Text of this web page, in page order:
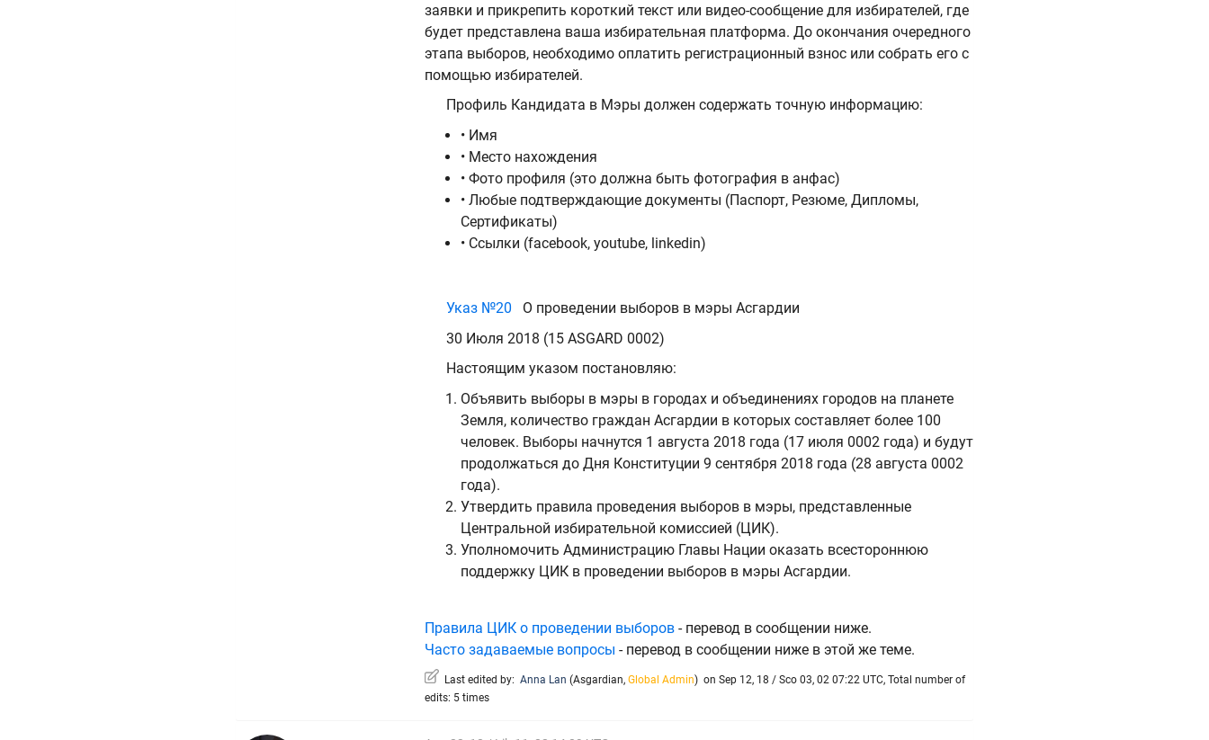
заявки и прикрепить короткий текст или видео-сообщение для избирателей, где
будет представлена ваша избирательная платформа. До окончания очередного
этапа выборов, необходимо оплатить регистрационный взнос или собрать его с
помощью избирателей.
Профиль Кандидата в Мэры должен содержать точную информацию:
• Имя
• Место нахождения
• Фото профиля (это должна быть фотография в анфас)
• Любые подтверждающие документы (Паспорт, Резюме, Дипломы,
Сертификаты)
• Ссылки (facebook, youtube, linkedin)
Указ №20
О проведении выборов в мэры Асгардии
30 Июля 2018 (15 ASGARD 0002)
Настоящим указом постановляю:
Объявить выборы в мэры в городах и объединениях городов на планете
Земля, количество граждан Асгардии в которых составляет более 100
человек. Выборы начнутся 1 августа 2018 года (17 июля 0002 года) и будут
продолжаться до Дня Конституции 9 сентября 2018 года (28 августа 0002
года).
Утвердить правила проведения выборов в мэры, представленные
Центральной избирательной комиссией (ЦИК).
Уполномочить Администрацию Главы Нации оказать всестороннюю
поддержку ЦИК в проведении выборов в мэры Асгардии.
Правила ЦИК о проведении выборов - перевод в сообщении ниже.
Часто задаваемые вопросы - перевод в сообщении ниже в этой же теме.
Last edited by: Anna Lan (Asgardian, Global Admin) on Sep 12, 18 / Sco 03, 02 07:22 UTC, Total number of
edits: 5 times